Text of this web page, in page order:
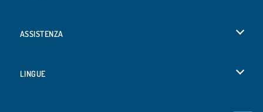
ASSISTENZA
LINGUE